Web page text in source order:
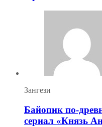
Зангези
Байопик по-
сериал «Князь